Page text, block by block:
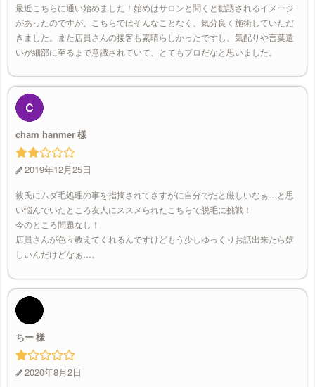
最近こちらに通い始めました！始めはサロンと聞くと勧誘されるイメージ
があったのですが、こちらではそんなことなく、気分良く施術していただ
きました。また店員さんの接客も素晴らしかったですし、気配りや言葉遣
いが細部に至るまで意識されていて、とてもプロだなと思いました。
cham hanmer
2019年12月25日
彼氏にムダ毛処理の事を指摘されてさすがに自分でだと厳しいなぁ…と思
い悩んでいたところ友人にススメられたこちらで脱毛に挑戦！
今のところ問題なし！
店員さんが色々教えてくれるんですけどもう少しゆっくりお話出来たら嬉
しいんだけどなぁ…。
ちー
2020年8月2日